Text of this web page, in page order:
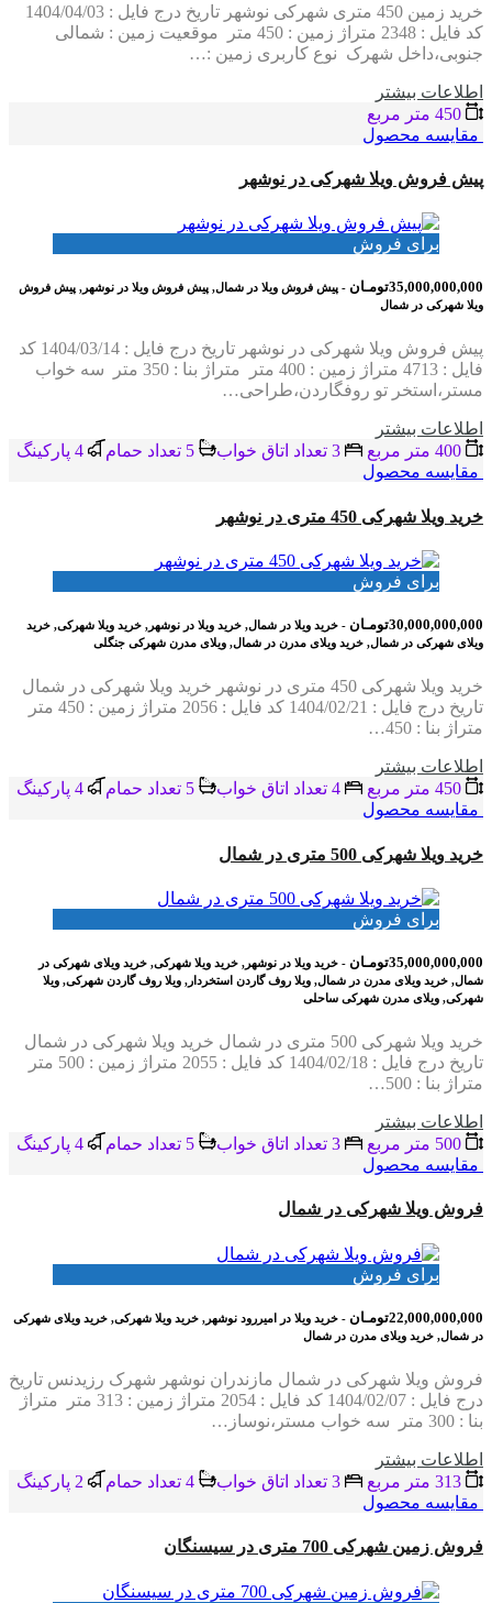
خرید زمین 450 متری شهرکی نوشهر تاریخ درج فایل : 1404/04/03
کد فایل : 2348 متراژ زمین : 450 متر موقعیت زمین : شمالی
جنوبی،داخل شهرک نوع کاربری زمین :…
اطلاعات بيشتر
مقایسه محصول
پیش فروش ویلا شهرکی در نوشهر
برای فروش
35,000,000,000تومـان
- پیش فروش ویلا در شمال, پیش فروش ویلا در نوشهر, پیش فروش
ویلا شهرکی در شمال
پیش فروش ویلا شهرکی در نوشهر تاریخ درج فایل : 1404/03/14 کد
فایل : 4713 متراژ زمین : 400 متر متراژ بنا : 350 متر سه خواب
مستر،استخر تو روفگاردن،طراحی…
اطلاعات بيشتر
مقایسه محصول
خرید ویلا شهرکی 450 متری در نوشهر
برای فروش
30,000,000,000تومـان
- خرید ویلا در شمال, خرید ویلا در نوشهر, خرید ویلا شهرکی, خرید
ویلای شهرکی در شمال, خرید ویلای مدرن در شمال, ویلای مدرن شهرکی جنگلی
خرید ویلا شهرکی 450 متری در نوشهر خرید ویلا شهرکی در شمال
تاریخ درج فایل : 1404/02/21 کد فایل : 2056 متراژ زمین : 450 متر
متراژ بنا : 450…
اطلاعات بيشتر
مقایسه محصول
خرید ویلا شهرکی 500 متری در شمال
برای فروش
35,000,000,000تومـان
- خرید ویلا در نوشهر, خرید ویلا شهرکی, خرید ویلای شهرکی در
شمال, خرید ویلای مدرن در شمال, ویلا روف گاردن استخردار, ویلا روف گاردن شهرکی, ویلا
شهرکی, ویلای مدرن شهرکی ساحلی
خرید ویلا شهرکی 500 متری در شمال خرید ویلا شهرکی در شمال
تاریخ درج فایل : 1404/02/18 کد فایل : 2055 متراژ زمین : 500 متر
متراژ بنا : 500…
اطلاعات بيشتر
مقایسه محصول
فروش ویلا شهرکی در شمال
برای فروش
22,000,000,000تومـان
- خرید ویلا در امیررود نوشهر, خرید ویلا شهرکی, خرید ویلای شهرکی
در شمال, خرید ویلای مدرن در شمال
فروش ویلا شهرکی در شمال مازندران نوشهر شهرک رزیدنس تاریخ
درج فایل : 1404/02/07 کد فایل : 2054 متراژ زمین : 313 متر متراژ
بنا : 300 متر سه خواب مستر،نوساز…
اطلاعات بيشتر
مقایسه محصول
فروش زمین شهرکی 700 متری در سیسنگان